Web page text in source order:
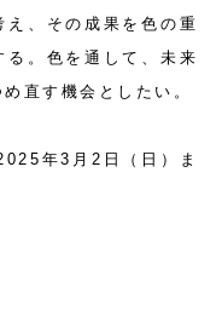
え、その成果を色の重
。色を通して、未来
直す機会としたい。
年3月2日（日）ま